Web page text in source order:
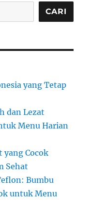
CARI
yang Tetap
dan Lezat
Menu Harian
yang Cocok
Sehat
Bumbu
untuk Menu